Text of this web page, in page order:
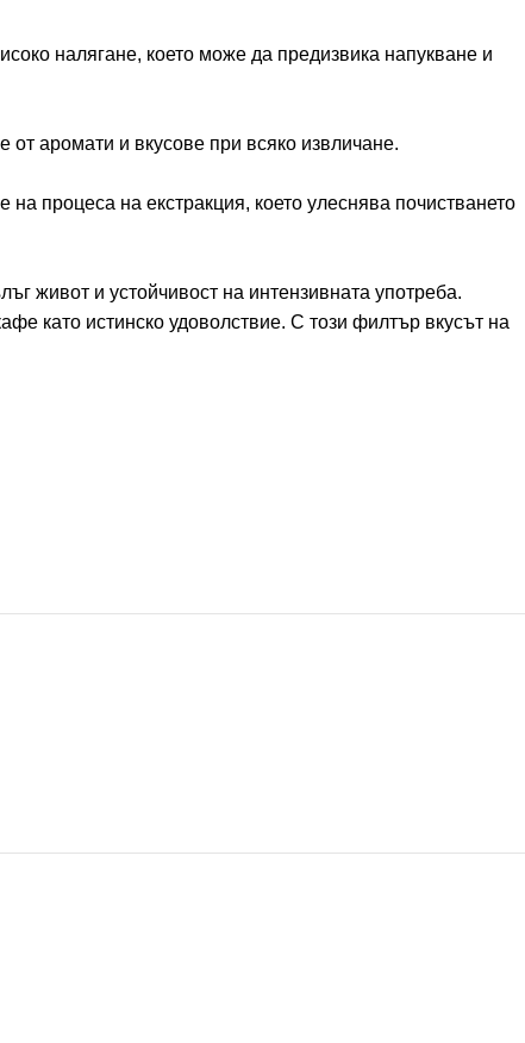
налягане, което може да предизвика напукване и
аромати и вкусове при всяко извличане.
процеса на екстракция, което улеснява почистването
живот и устойчивост на интензивната употреба.
като истинско удоволствие. С този филтър вкусът на